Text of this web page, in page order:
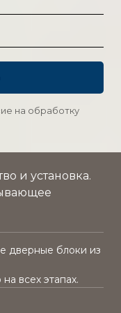
цвета (белый
коричневый
на обработку
и установка.
дверные блоки из
всех этапах.